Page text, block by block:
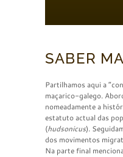
SABER
Partilhamos aqui a
maçarico-galego.
nomeadamente a
estatuto actual das
(hudsonicus).
dos movimentos
Na parte final